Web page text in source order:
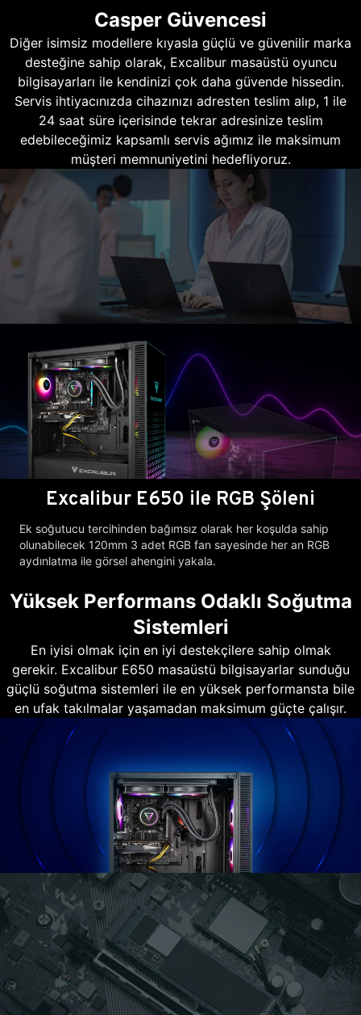
Casper Güvencesi
Diğer isimsiz modellere kıyasla güçlü ve güvenilir marka
desteğine sahip olarak, Excalibur masaüstü oyuncu
bilgisayarları ile kendinizi çok daha güvende hissedin.
Servis ihtiyacınızda cihazınızı adresten teslim alıp, 1 ile
24 saat süre içerisinde tekrar adresinize teslim
edebileceğimiz kapsamlı servis ağımız ile maksimum
müşteri memnuniyetini hedefliyoruz.
Excalibur E650 ile RGB Şöleni
Ek soğutucu tercihinden bağımsız olarak her koşulda sahip
olunabilecek 120mm 3 adet RGB fan sayesinde her an RGB
aydınlatma ile görsel ahengini yakala.
Yüksek Performans Odaklı Soğutma
Sistemleri
En iyisi olmak için en iyi destekçilere sahip olmak
gerekir. Excalibur E650 masaüstü bilgisayarlar sunduğu
güçlü soğutma sistemleri ile en yüksek performansta bile
en ufak takılmalar yaşamadan maksimum güçte çalışır.